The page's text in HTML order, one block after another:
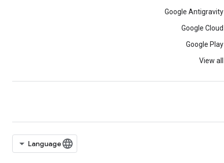
Google Antigravity
Google Cloud
Google Play
View all